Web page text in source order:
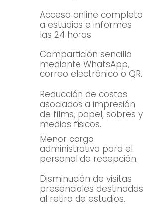
Acceso online completo
a estudios e informes
las 24 horas
Compartición sencilla
mediante WhatsApp,
correo electrónico o QR.
Reducción de costos
asociados a impresión
de films, papel, sobres y
medios físicos.
Menor carga
administrativa para el
personal de recepción.
Disminución de visitas
presenciales destinadas
al retiro de estudios.